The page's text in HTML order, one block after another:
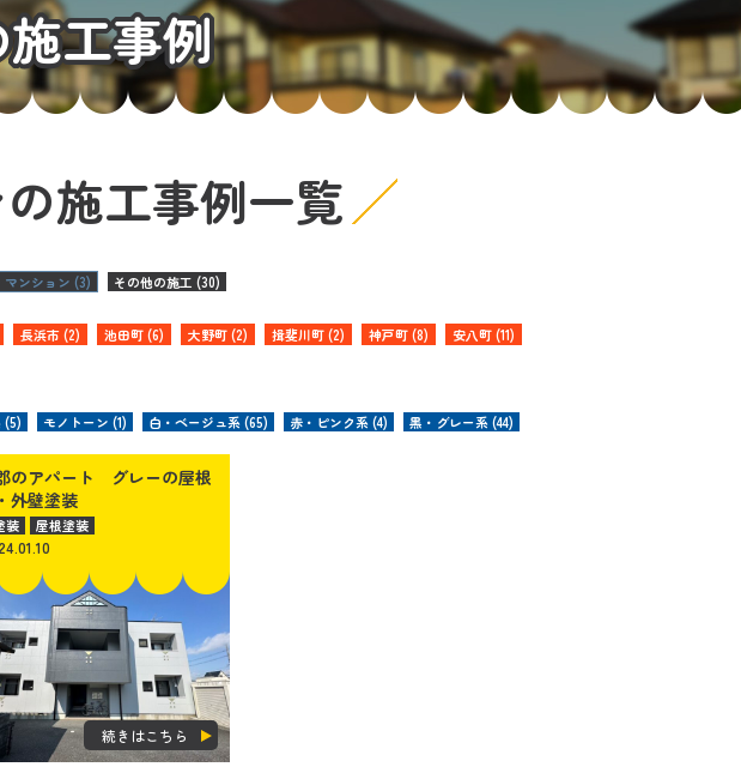
工事例
施工事例一覧
マンション (3) その他の施工 (30)
長浜市 (2) 池田町 (6) 大野町 (2) 揖斐川町 (2) 神戸町 (8)
安八町 (11)
(5) モノトーン (1) 白・ベージュ系 (65) 赤・ピンク系 (4) 黒・グレー系 (44)
のアパート グレーの屋根
外壁塗装
続きはこちら
装
屋根塗装
・マンション